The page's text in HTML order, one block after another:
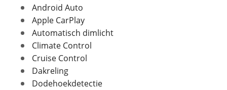
Aantal deuren
Aantal zitplaatsen
Bekleding
Laksoort
Kleur
Fabriekskleur
Android Auto
Apple CarPlay
Automatisch dimlicht
Climate Control
Cruise Control
Dakreling
Dodehoekdetectie
Foto's
Klik hier om foto's te uploaden
(optioneel)
JPG, PNG (max 10 foto's)